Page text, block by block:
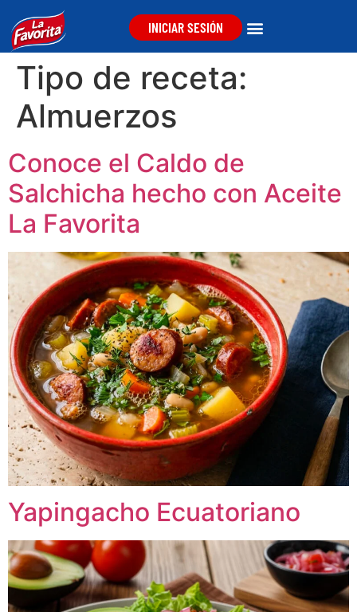
INICIAR SESIÓN
Tipo de receta:
Almuerzos
Conoce el Caldo de
Salchicha hecho con Aceite
La Favorita
Yapingacho Ecuatoriano